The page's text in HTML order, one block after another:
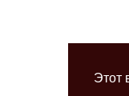
Этот